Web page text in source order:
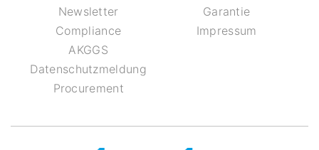
Newsletter
Compliance
AKGGS
Datenschutzmeldung
Procurement
Garantie
Impressum